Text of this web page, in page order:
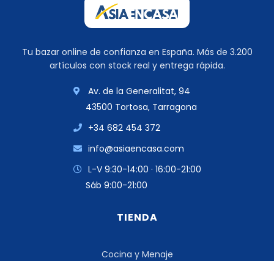
Tu bazar online de confianza en España. Más de 3.200
artículos con stock real y entrega rápida.
Av. de la Generalitat, 94
43500 Tortosa, Tarragona
+34 682 454 372
info@asiaencasa.com
L-V 9:30-14:00 · 16:00-21:00
Sáb 9:00-21:00
TIENDA
Cocina y Menaje